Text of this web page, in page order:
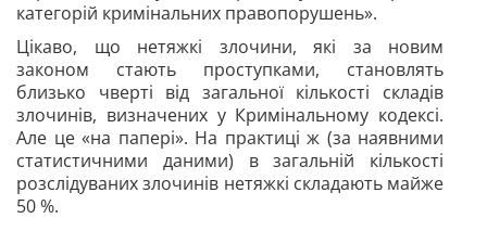
категорій кримінальних правопорушень».
Цікаво, що нетяжкі злочини, які за новим
законом стають проступками, становлять
близько чверті від загальної кількості складів
злочинів, визначених у Кримінальному кодексі.
Але це «на папері». На практиці ж (за наявними
статистичними даними) в загальній кількості
розслідуваних злочинів нетяжкі складають майже
50 %.